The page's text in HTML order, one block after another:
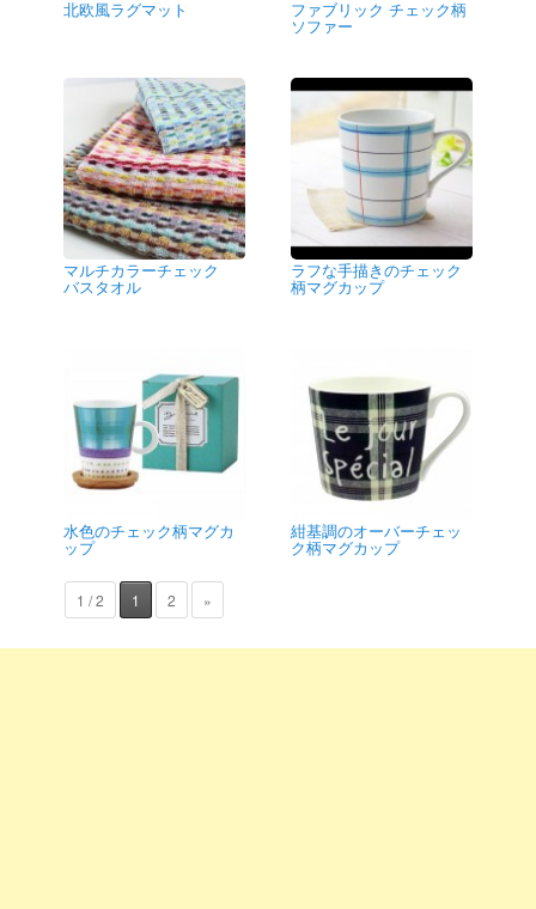
北欧風ラグマット ファブリック チェック柄
ソファー
マルチカラーチェック
バスタオル
ラフな手描きのチェック
柄マグカップ
水色のチェック柄マグカ
ップ
紺基調のオーバーチェッ
ク柄マグカップ
1 / 2 1 2 »